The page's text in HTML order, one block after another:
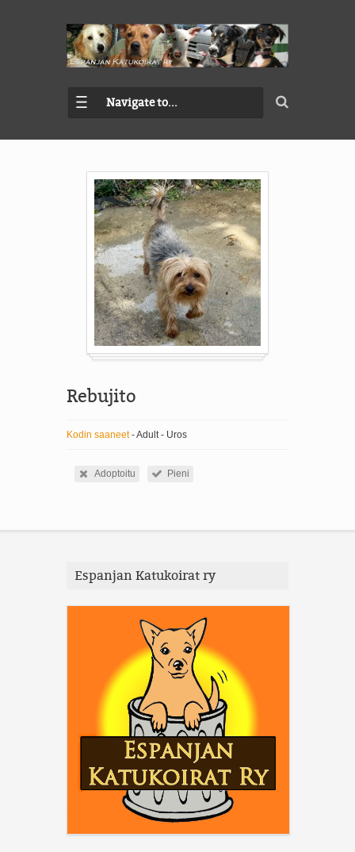
Navigate to...
Rebujito
Kodin saaneet- Adult - Uros
Adoptoitu Pieni
Espanjan Katukoirat ry